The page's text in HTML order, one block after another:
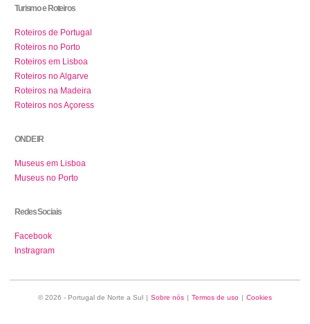
Turismo e Roteiros
Roteiros de Portugal
Roteiros no Porto
Roteiros em Lisboa
Roteiros no Algarve
Roteiros na Madeira
Roteiros nos Açoress
ONDE IR
Museus em Lisboa
Museus no Porto
Redes Sociais
Facebook
Instragram
© 2026 - Portugal de Norte a Sul | Sobre nós | Termos de uso | Cookies